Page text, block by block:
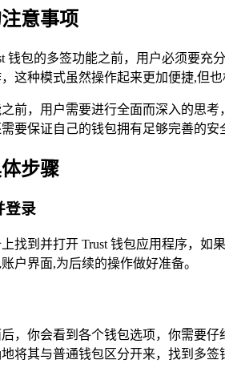
意事项
钱包的多签功能之前，用户必须要
这种模式虽然操作起来更加便捷,但
前，用户需要进行全面而深入的思
要保证自己的钱包拥有足够完善的
步骤
登录
找到并打开 Trust 钱包应用程序，
户界面,为后续的操作做好准备。
，你会看到各个钱包选项，你需要
将其与普通钱包区分开来，找到多签